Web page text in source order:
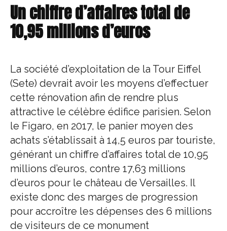
Un chiffre d’affaires total de
10,95 millions d’euros
La société d’exploitation de la Tour Eiffel
(Sete) devrait avoir les moyens d’effectuer
cette rénovation afin de rendre plus
attractive le célèbre édifice parisien. Selon
le Figaro, en 2017, le panier moyen des
achats s’établissait à 14,5 euros par touriste,
générant un chiffre d’affaires total de 10,95
millions d’euros, contre 17,63 millions
d’euros pour le château de Versailles. Il
existe donc des marges de progression
pour accroître les dépenses des 6 millions
de visiteurs de ce monument